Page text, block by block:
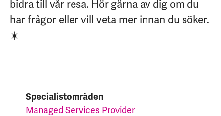
bidra till vår resa. Hör gärna av dig om du
har frågor eller vill veta mer innan du söker.
☀️
Specialistområden
Managed Services Provider